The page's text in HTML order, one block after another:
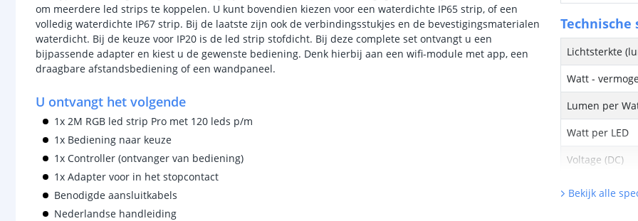
om meerdere led strips te koppelen. U kunt bovendien kiezen voor een waterdichte IP65 strip, of een
volledig waterdichte IP67 strip. Bij de laatste zijn ook de verbindingsstukjes en de bevestigingsmaterialen
waterdicht. Bij de keuze voor IP20 is de led strip stofdicht. Bij deze complete set ontvangt u een
bijpassende adapter en kiest u de gewenste bediening. Denk hierbij aan een wifi-module met app, een
draagbare afstandsbediening of een wandpaneel.
U ontvangt het volgende
1x 2M RGB led strip Pro met 120 leds p/m
1x Bediening naar keuze
1x Controller (ontvanger van bediening)
1x Adapter voor in het stopcontact
Benodigde aansluitkabels
Nederlandse handleiding
Technische
Lichtsterkte
Watt -
Lumen per
Watt per LED
Voltage (DC)
Strip
Bekijk alle